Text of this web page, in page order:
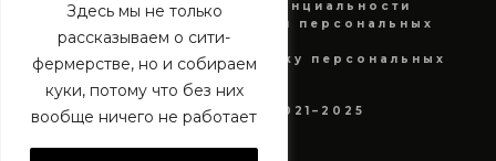
Здесь мы не только
рассказываем о сити-
фермерстве, но и собираем
куки, потому что без них
вообще ничего не работает
Политика конфиденциальности
в отношении обработки персональных
данных
Согласие на обработку персональных
данных
city-farmer.ru 2021–2025